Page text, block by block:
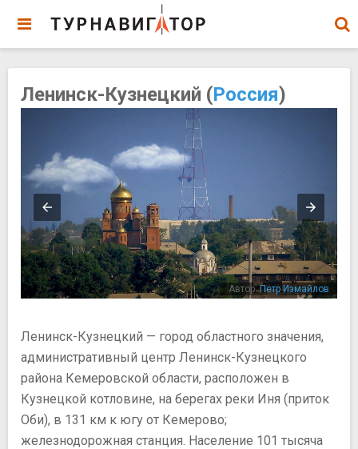
Ленинск-Кузнецкий (Россия)
Автор:Петр Измайлов
Ленинск-Кузнецкий — город областного значения,
административный центр Ленинск-Кузнецкого
района Кемеровской области, расположен в
Кузнецкой котловине, на берегах реки Иня (приток
Оби), в 131 км к югу от Кемерово;
железнодорожная станция. Население 101 тысяча